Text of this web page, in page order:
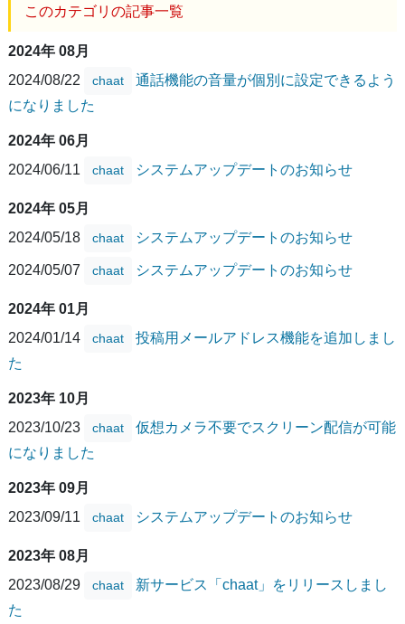
このカテゴリの記事一覧
2024年 08月
2024/08/22
chaat
通話機能の音量が個別に設定できるよう
になりました
2024年 06月
2024/06/11
chaat システムアップデートのお知らせ
2024年 05月
2024/05/18
chaat システムアップデートのお知らせ
2024/05/07 chaat システムアップデートのお知らせ
2024年 01月
2024/01/14
chaat
投稿用メールアドレス機能を追加しまし
た
2023年 10月
2023/10/23
chaat
仮想カメラ不要でスクリーン配信が可能
になりました
2023年 09月
2023/09/11
chaat システムアップデートのお知らせ
2023年 08月
2023/08/29
chaat
新サービス「chaat」をリリースしまし
た